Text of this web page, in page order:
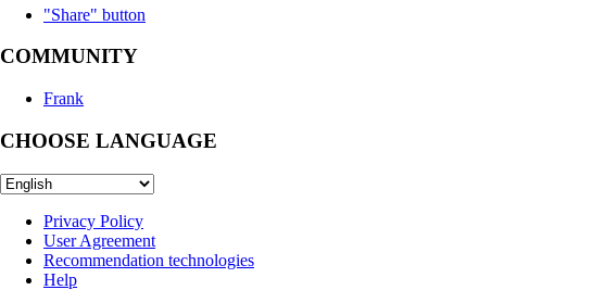
"Share" button
COMMUNITY
Frank
CHOOSE LANGUAGE
Privacy Policy
User Agreement
Recommendation technologies
Help